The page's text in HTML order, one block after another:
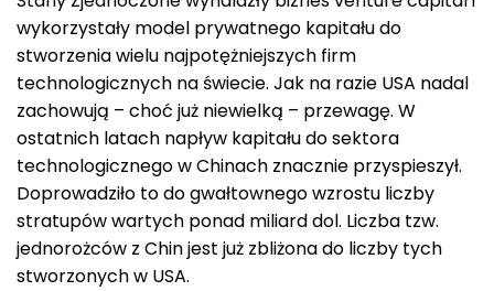
wykorzystały model prywatnego kapitału do
stworzenia wielu najpotężniejszych firm
technologicznych na świecie. Jak na razie USA nadal
zachowują – choć już niewielką – przewagę. W
ostatnich latach napływ kapitału do sektora
technologicznego w Chinach znacznie przyspieszył.
Doprowadziło to do gwałtownego wzrostu liczby
stratupów wartych ponad miliard dol. Liczba tzw.
jednorożców z Chin jest już zbliżona do liczby tych
stworzonych w USA.